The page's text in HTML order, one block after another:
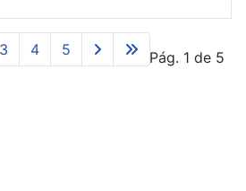
Pág. 1 de 5
3 4 5